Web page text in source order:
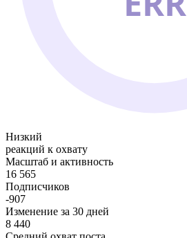
Низкий
реакций к охвату
Масштаб и активность
16 565
Подписчиков
-907
Изменение за 30 дней
8 440